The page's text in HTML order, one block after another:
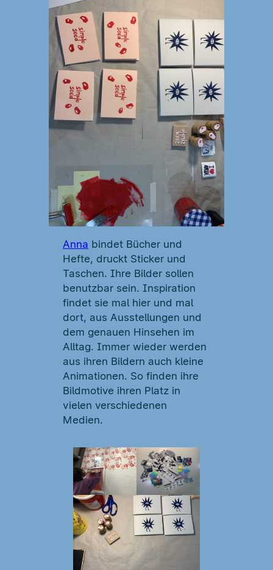
Anna bindet Bücher und
Hefte, druckt Sticker und
Taschen. Ihre Bilder sollen
benutzbar sein. Inspiration
findet sie mal hier und mal
dort, aus Ausstellungen und
dem genauen Hinsehen im
Alltag. Immer wieder werden
aus ihren Bildern auch kleine
Animationen. So finden ihre
Bildmotive ihren Platz in
vielen verschiedenen
Medien.